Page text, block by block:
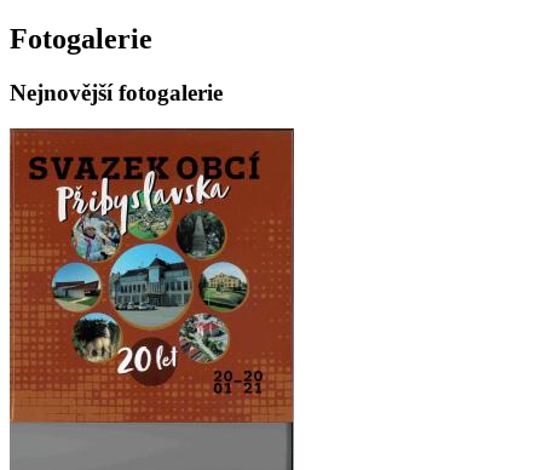
Fotogalerie
Nejnovější fotogalerie